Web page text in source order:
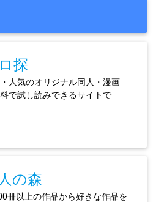
探
人気のオリジナル同人・漫画
で試し読みできるサイトで
の森
冊以上の作品から好きな作品を